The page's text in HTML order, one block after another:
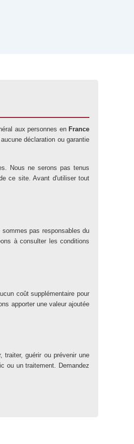
aux personnes en France
déclaration ou garantie
Nous ne serons pas tenus
ce site. Avant d'utiliser tout
pas responsables du
à consulter les conditions
coût supplémentaire pour
apporter une valeur ajoutée
guérir ou prévenir une
ou un traitement. Demandez